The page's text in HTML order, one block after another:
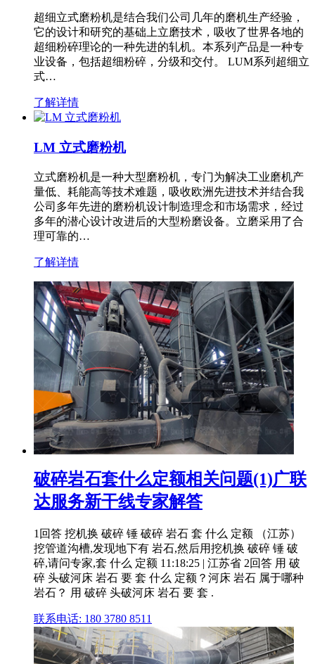
超细立式磨粉机是结合我们公司几年的磨机生产经验，
它的设计和研究的基础上立磨技术，吸收了世界各地的
超细粉碎理论的一种先进的轧机。本系列产品是一种专
业设备，包括超细粉碎，分级和交付。 LUM系列超细立
式…
了解详情
LM 立式磨粉机
立式磨粉机是一种大型磨粉机，专门为解决工业磨机产
量低、耗能高等技术难题，吸收欧洲先进技术并结合我
公司多年先进的磨粉机设计制造理念和市场需求，经过
多年的潜心设计改进后的大型粉磨设备。立磨采用了合
理可靠的…
了解详情
破碎岩石套什么定额相关问题(1)广联
达服务新干线专家解答
1回答 挖机换 破碎 锤 破碎 岩石 套 什么 定额 （江苏）
挖管道沟槽,发现地下有 岩石,然后用挖机换 破碎 锤 破
碎,请问专家,套 什么 定额 11:18:25 | 江苏省 2回答 用 破
碎 头破河床 岩石 要 套 什么 定额？河床 岩石 属于哪种
岩石？ 用 破碎 头破河床 岩石 要 套 .
联系电话: 180 3780 8511